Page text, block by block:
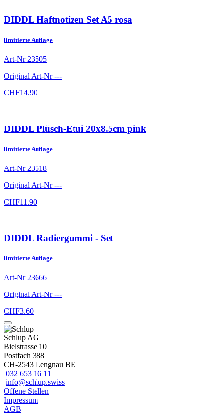
DIDDL Haftnotizen Set A5 rosa
limitierte Auflage
Art-Nr 23505
Original Art-Nr---
CHF14.90
DIDDL Plüsch-Etui 20x8.5cm pink
limitierte Auflage
Art-Nr23518
Original Art-Nr---
CHF11.90
DIDDL Radiergummi - Set
limitierte Auflage
Art-Nr23666
Original Art-Nr---
CHF3.60
Schlup AG
Bielstrasse 10
Postfach 388
CH-2543 Lengnau BE
032 653 16 11
info@schlup.swiss
Offene Stellen
Impressum
AGB